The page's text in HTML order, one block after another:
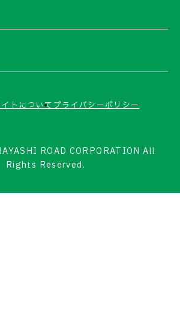
トについてプライバシーポリシー
ROAD CORPORATION All
Rights Reserved.